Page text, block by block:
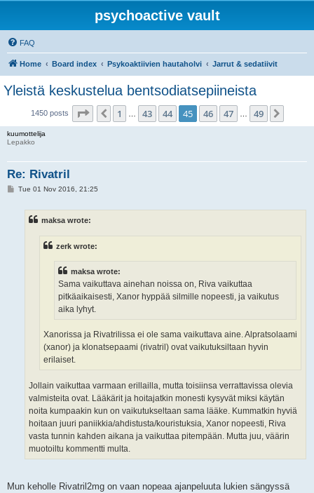
psychoactive vault
FAQ
Home Board index Psykoaktiivien hautaholvi Jarrut & sedatiivit
Yleistä keskustelua bentsodiatsepiineista
1450 posts Page 45 of 49
Previous
1 43 44 45 46 47 49
kuumottelija
Lepakko
Re: Rivatril
PTue 01 Nov 2016, 21:25
maksa wrote:
zerk wrote:
maksa wrote:
Sama vaikuttava ainehan noissa on, Riva vaikuttaa
pitkäaikaisesti, Xanor hyppää silmille nopeesti, ja vaikutus
aika lyhyt.
Xanorissa ja Rivatrilissa ei ole sama vaikuttava aine. Alpratsolaami
(xanor) ja klonatsepaami (rivatril) ovat vaikutuksiltaan hyvin
erilaiset.
Jollain vaikuttaa varmaan erillailla, mutta toisiinsa verrattavissa olevia
valmisteita ovat. Lääkärit ja hoitajatkin monesti kysyvät miksi käytän
noita kumpaakin kun on vaikutukseltaan sama lääke. Kummatkin hyviä
hoitaan juuri paniikkia/ahdistusta/kouristuksia, Xanor nopeesti, Riva
vasta tunnin kahden aikana ja vaikuttaa pitempään. Mutta juu, väärin
muotoiltu kommentti multa.
Mun keholle Rivatril2mg on vaan nopeaa ajanpeluuta lukien sängyssä